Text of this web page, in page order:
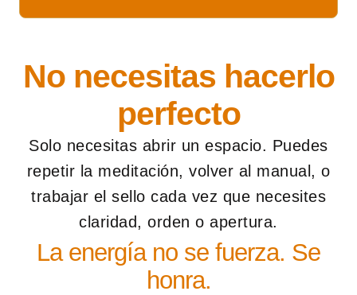
No necesitas hacerlo
perfecto
Solo necesitas abrir un espacio. Puedes
repetir la meditación, volver al manual, o
trabajar el sello cada vez que necesites
claridad, orden o apertura.
La energía no se fuerza. Se
honra.